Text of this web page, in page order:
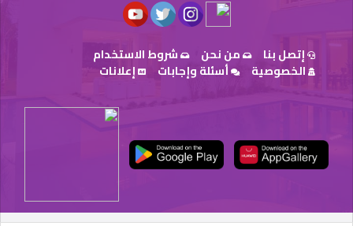
إتصل بنا من نحن
شروط الاستخدام
الخصوصية
أسئلة وإجابات إعلانات